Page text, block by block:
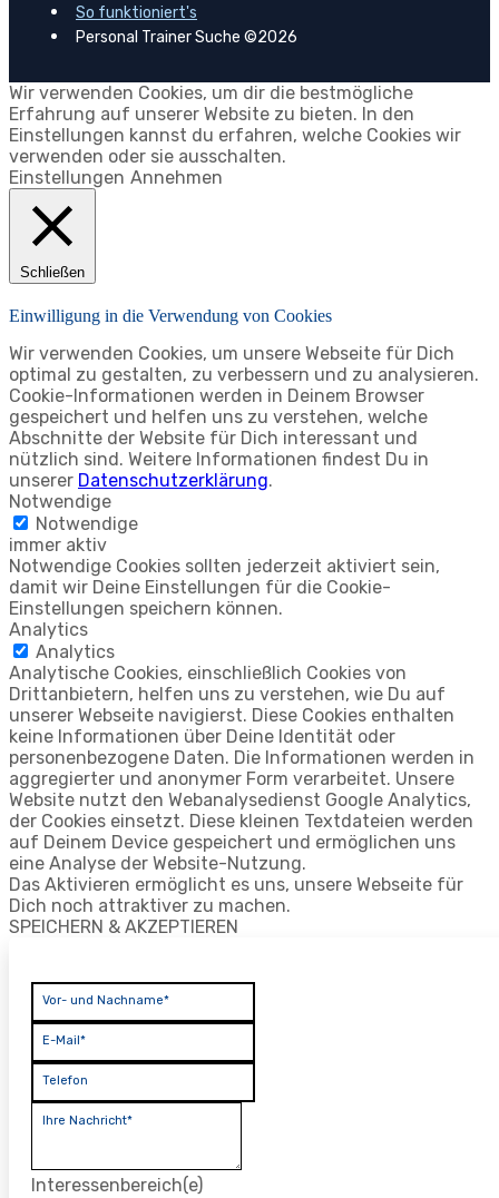
So funktioniert's
Personal Trainer Suche ©2026
Wir verwenden Cookies, um dir die bestmögliche
Erfahrung auf unserer Website zu bieten. In den
Einstellungen kannst du erfahren, welche Cookies wir
verwenden oder sie ausschalten.
Einstellungen Annehmen
Schließen
Einwilligung in die Verwendung von Cookies
Wir verwenden Cookies, um unsere Webseite für Dich
optimal zu gestalten, zu verbessern und zu analysieren.
Cookie-Informationen werden in Deinem Browser
gespeichert und helfen uns zu verstehen, welche
Abschnitte der Website für Dich interessant und
nützlich sind. Weitere Informationen findest Du in
unserer Datenschutzerklärung.
Notwendige
Notwendige
immer aktiv
Notwendige Cookies sollten jederzeit aktiviert sein,
damit wir Deine Einstellungen für die Cookie-
Einstellungen speichern können.
Analytics
Analytics
Analytische Cookies, einschließlich Cookies von
Drittanbietern, helfen uns zu verstehen, wie Du auf
unserer Webseite navigierst. Diese Cookies enthalten
keine Informationen über Deine Identität oder
personenbezogene Daten. Die Informationen werden in
aggregierter und anonymer Form verarbeitet. Unsere
Website nutzt den Webanalysedienst Google Analytics,
der Cookies einsetzt. Diese kleinen Textdateien werden
auf Deinem Device gespeichert und ermöglichen uns
eine Analyse der Website-Nutzung.
Das Aktivieren ermöglicht es uns, unsere Webseite für
Dich noch attraktiver zu machen.
SPEICHERN & AKZEPTIEREN
Vor- und Nachname*
E-Mail*
Telefon
Ihre Nachricht*
Interessenbereich(e)